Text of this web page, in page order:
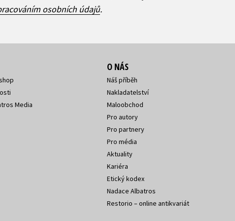
osobních údajů.
Media
O NÁS
Náš příběh
Nakladatelství
Maloobchod
Pro autory
Pro partnery
Pro média
Aktuality
Kariéra
Etický kodex
Nadace Albatros
Restorio – online antikvariát